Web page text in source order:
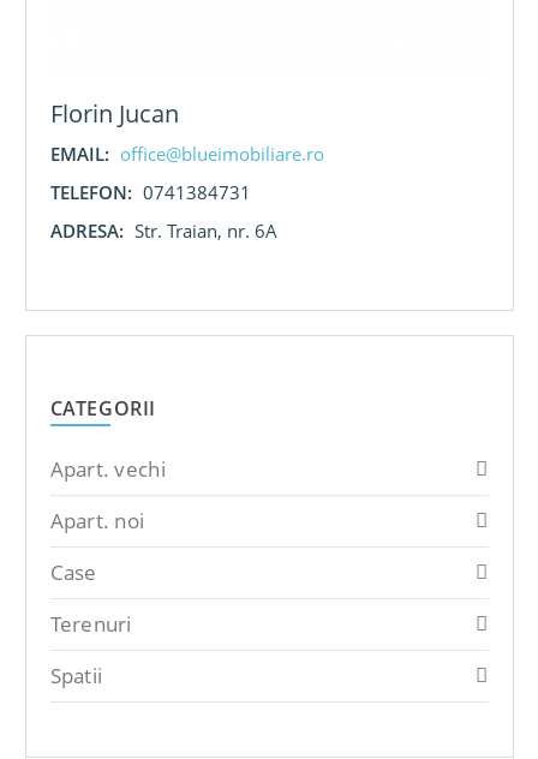
Florin Jucan
EMAIL: office@blueimobiliare.ro
TELEFON: 0741384731
ADRESA: Str. Traian, nr. 6A
CATEGORII
Apart. vechi
Apart. noi
Case
Terenuri
Spatii